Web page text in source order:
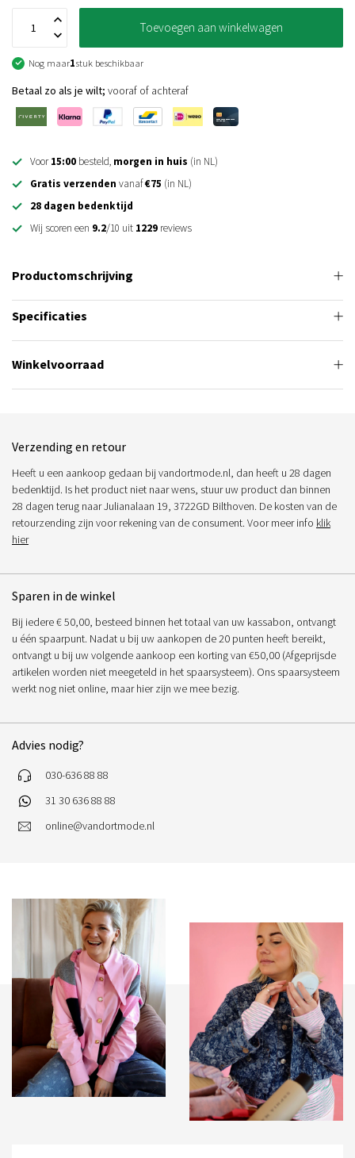
Toevoegen aan winkelwagen
Nog maar1stuk beschikbaar
Betaal zo als je wilt; vooraf of achteraf
Voor15:00 besteld, morgen in huis (in NL)
Gratis verzenden vanaf€75 (in NL)
28 dagen bedenktijd
Wij scoren een 9.2/10 uit 1229 reviews
Productomschrijving
Specificaties
Winkelvoorraad
Verzending en retour
Heeft u een aankoop gedaan bij vandortmode.nl, dan heeft u 28 dagen
bedenktijd. Is het product niet naar wens, stuur uw product dan binnen
28 dagen terug naar Julianalaan 19, 3722GD Bilthoven. De kosten van de
retourzending zijn voor rekening van de consument. Voor meer info klik
hier
Sparen in de winkel
Bij iedere € 50,00, besteed binnen het totaal van uw kassabon, ontvangt
u één spaarpunt. Nadat u bij uw aankopen de 20 punten heeft bereikt,
ontvangt u bij uw volgende aankoop een korting van €50,00 (Afgeprijsde
artikelen worden niet meegeteld in het spaarsysteem). Ons spaarsysteem
werkt nog niet online, maar hier zijn we mee bezig.
Advies nodig?
030-636 88 88
31 30 636 88 88
online@vandortmode.nl